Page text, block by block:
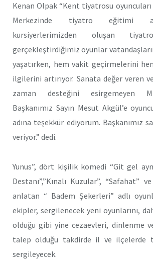
Kenan Olpak “Kent tiyatrosu
Merkezinde tiyatro eğitimi
kursiyerlerimizden oluşan
gerçekleştirdiğimiz oyunlar
yaşatırken, hem vakit geçirmelerini
ilgilerini artırıyor. Sanata değer veren
zaman desteğini esirgemeyen
Başkanımız Sayın Mesut Akgül’e
adına teşekkür ediyorum. Başkanımız
veriyor.” dedi.
Yunus”, dört kişilik komedi “Git gel
Destanı”,”Kınalı Kuzular”, “Safahat”
anlatan “ Badem Şekerleri” adlı
ekipler, sergilenecek yeni oyunlarını,
olduğu gibi yine cezaevleri, dinlenme
talep olduğu takdirde il ve ilçelerde
sergileyecek.